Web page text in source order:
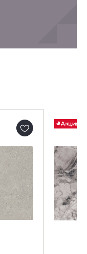
Акция